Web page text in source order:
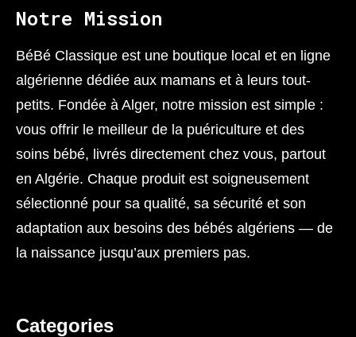
Notre Mission
BéBé Classique est une boutique local et en ligne
algérienne dédiée aux mamans et à leurs tout-
petits. Fondée à Alger, notre mission est simple :
vous offrir le meilleur de la puériculture et des
soins bébé, livrés directement chez vous, partout
en Algérie. Chaque produit est soigneusement
sélectionné pour sa qualité, sa sécurité et son
adaptation aux besoins des bébés algériens — de
la naissance jusqu’aux premiers pas.
Categories